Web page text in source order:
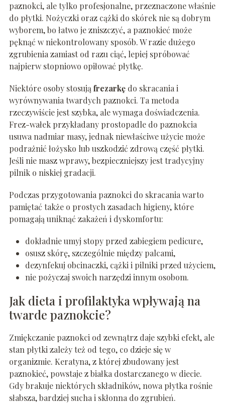
paznokci, ale tylko profesjonalne, przeznaczone właśnie
do płytki. Nożyczki oraz cążki do skórek nie są dobrym
wyborem, bo łatwo je zniszczyć, a paznokieć może
pęknąć w niekontrolowany sposób. W razie dużego
zgrubienia zamiast od razu ciąć, lepiej spróbować
najpierw stopniowo opiłować płytkę.
Niektóre osoby stosująfrezarkędo skracania i
wyrównywania twardych paznokci. Ta metoda
rzeczywiście jest szybka, ale wymaga doświadczenia.
Frez-wałek przykładany prostopadle do paznokcia
usuwa nadmiar masy, jednak niewłaściwe użycie może
podrażnić łożysko lub uszkodzić zdrową część płytki.
Jeśli nie masz wprawy, bezpieczniejszy jest tradycyjny
pilnik o niskiej gradacji.
Podczas przygotowania paznokci do skracania warto
pamiętać także o prostych zasadach higieny, które
pomagają uniknąć zakażeń i dyskomfortu:
dokładnie umyj stopy przed zabiegiem pedicure,
osusz skórę, szczególnie między palcami,
dezynfekuj obcinaczki, cążki i pilniki przed użyciem,
nie pożyczaj swoich narzędzi innym osobom.
Jak dieta i profilaktyka wpływają na
twarde paznokcie?
Zmiękczanie paznokci od zewnątrz daje szybki efekt, ale
stan płytki zależy też od tego, co dzieje się w
organizmie. Keratyna, z której zbudowany jest
paznokieć, powstaje z białka dostarczanego w diecie.
Gdy brakuje niektórych składników, nowa płytka rośnie
słabsza, bardziej sucha i skłonna do zgrubień.